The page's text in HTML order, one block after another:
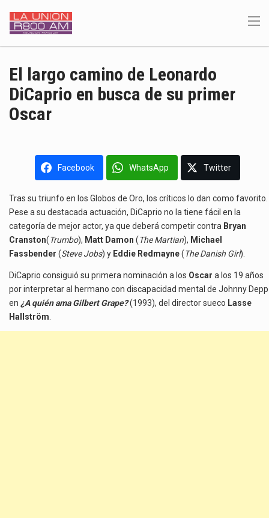
El largo camino de Leonardo
DiCaprio en busca de su primer
Oscar
Facebook WhatsApp Twitter
Tras su triunfo en los Globos de Oro, los críticos lo dan como favorito.
Pese a su destacada actuación, DiCaprio no la tiene fácil en la
categoría de mejor actor, ya que deberá competir contra Bryan
Cranston(Trumbo), Matt Damon (The Martian), Michael
Fassbender (Steve Jobs) y Eddie Redmayne(The Danish Girl).
DiCaprio consiguió su primera nominación a los Oscar a los 19 años
por interpretar al hermano con discapacidad mental de Johnny Depp
en ¿A quién ama Gilbert Grape?(1993), del director sueco Lasse
Hallström